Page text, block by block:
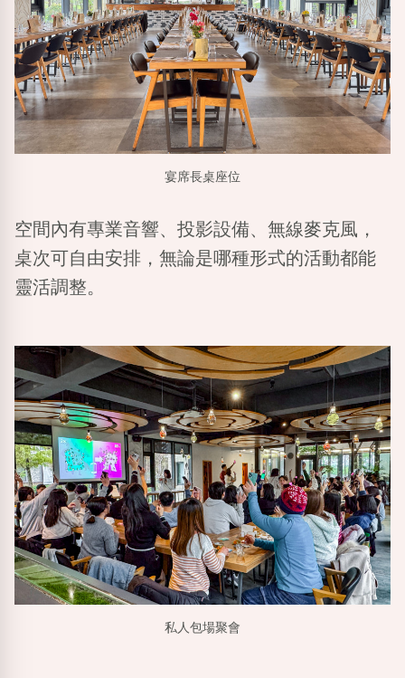
宴席長桌座位
空間內有專業音響、投影設備、無線麥克風，
桌次可自由安排，無論是哪種形式的活動都能
靈活調整。
私人包場聚會